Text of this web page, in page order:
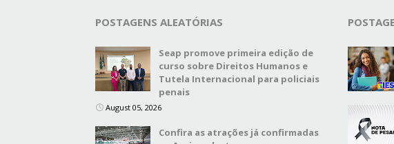
POSTAGENS ALEATÓRIAS
Seap promove primeira edição de
curso sobre Direitos Humanos e
Tutela Internacional para policiais
penais
August 05, 2026
Confira as atrações já confirmadas